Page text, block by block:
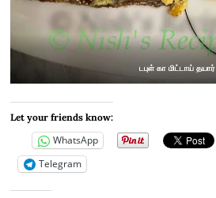
டபுள் கா மிட்டாய் தயார்
Let your friends know:
WhatsApp
Telegram